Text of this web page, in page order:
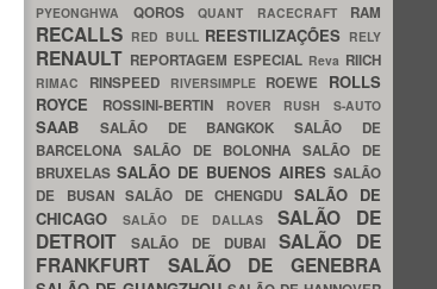
PYEONGHWA QOROS QUANT RACECRAFT RAM
RECALLS RED BULL REESTILIZAÇÕES RELY
RENAULT REPORTAGEM ESPECIAL Reva RIICH
RIMAC RINSPEED RIVERSIMPLE ROEWE ROLLS
ROYCE
ROSSINI-BERTIN ROVER RUSH S-AUTO
SAAB SALÃO DE BANGKOKSALÃO DE
BARCELONA SALÃO DE BOLONHASALÃO DE
BRUXELAS SALÃO DE BUENOS AIRES SALÃO
DE BUSAN SALÃO DE CHENGDU SALÃO DE
CHICAGO
SALÃO DE DALLASSALÃO DE
DETROIT
SALÃO DE DUBAI SALÃO DE
FRANKFURT SALÃO DE GENEBRA